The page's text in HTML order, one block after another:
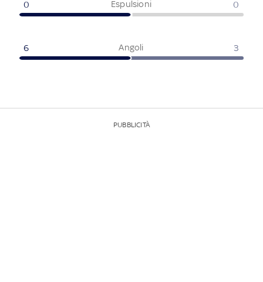
Espulsioni
0 0
Angoli
6 3
PUBBLICITÀ